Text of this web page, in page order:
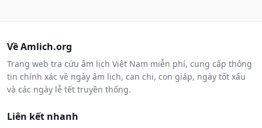
Về Amlich.org
Trang web tra cứu âm lịch Việt Nam miễn phí, cung cấp thông
tin chính xác về ngày âm lịch, can chi, con giáp, ngày tốt xấu
và các ngày lễ tết truyền thống.
Liên kết nhanh